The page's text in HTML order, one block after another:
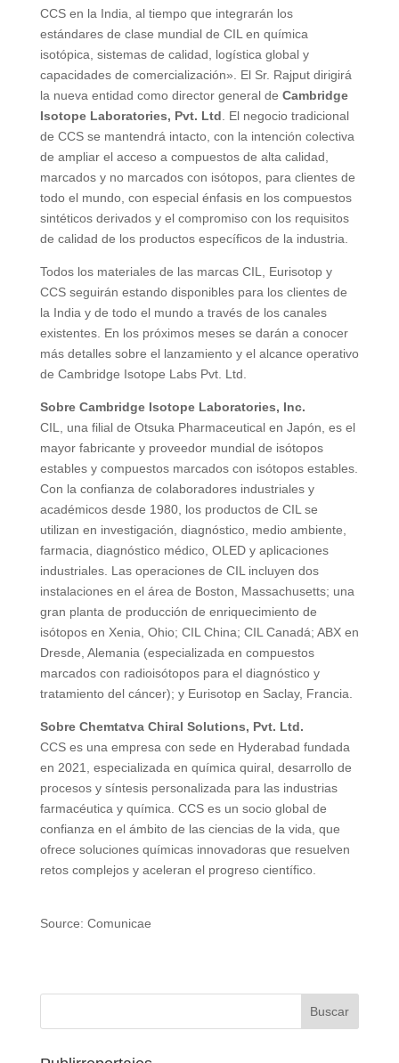
CCS en la India, al tiempo que integrarán los
estándares de clase mundial de CIL en química
isotópica, sistemas de calidad, logística global y
capacidades de comercialización». El Sr. Rajput dirigirá
la nueva entidad como director general de Cambridge
Isotope Laboratories, Pvt. Ltd . El negocio tradicional
de CCS se mantendrá intacto, con la intención colectiva
de ampliar el acceso a compuestos de alta calidad,
marcados y no marcados con isótopos, para clientes de
todo el mundo, con especial énfasis en los compuestos
sintéticos derivados y el compromiso con los requisitos
de calidad de los productos específicos de la industria.
Todos los materiales de las marcas CIL, Eurisotop y
CCS seguirán estando disponibles para los clientes de
la India y de todo el mundo a través de los canales
existentes. En los próximos meses se darán a conocer
más detalles sobre el lanzamiento y el alcance operativo
de Cambridge Isotope Labs Pvt. Ltd.
Sobre Cambridge Isotope Laboratories, Inc.
CIL, una filial de Otsuka Pharmaceutical en Japón, es el
mayor fabricante y proveedor mundial de isótopos
estables y compuestos marcados con isótopos estables.
Con la confianza de colaboradores industriales y
académicos desde 1980, los productos de CIL se
utilizan en investigación, diagnóstico, medio ambiente,
farmacia, diagnóstico médico, OLED y aplicaciones
industriales. Las operaciones de CIL incluyen dos
instalaciones en el área de Boston, Massachusetts; una
gran planta de producción de enriquecimiento de
isótopos en Xenia, Ohio; CIL China; CIL Canadá; ABX en
Dresde, Alemania (especializada en compuestos
marcados con radioisótopos para el diagnóstico y
tratamiento del cáncer); y Eurisotop en Saclay, Francia.
Sobre Chemtatva Chiral Solutions, Pvt. Ltd.
CCS es una empresa con sede en Hyderabad fundada
en 2021, especializada en química quiral, desarrollo de
procesos y síntesis personalizada para las industrias
farmacéutica y química. CCS es un socio global de
confianza en el ámbito de las ciencias de la vida, que
ofrece soluciones químicas innovadoras que resuelven
retos complejos y aceleran el progreso científico.
Source: Comunicae